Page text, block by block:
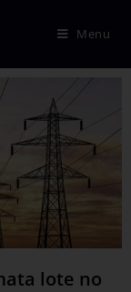
Menu
lote no